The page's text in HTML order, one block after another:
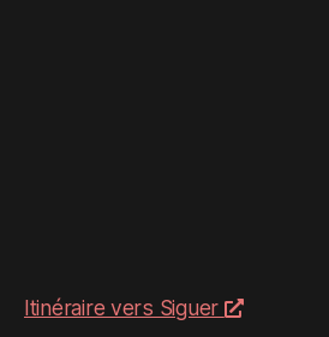
Itinéraire vers Siguer